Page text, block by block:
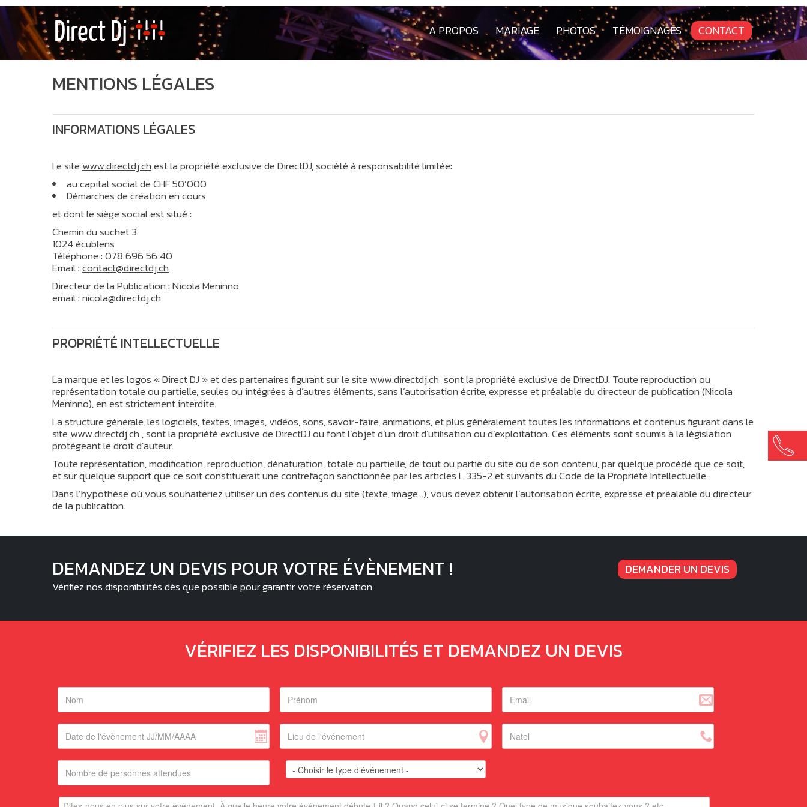
A PROPOS MARIAGE PHOTOS TÉMOIGNAGES CONTACT
MENTIONS LÉGALES
INFORMATIONS LÉGALES
Le site www.directdj.chest la propriété exclusive de DirectDJ, société à responsabilité limitée:
au capital social de CHF 50’000
Démarches de création en cours
et dont le siège social est situé :
Chemin du suchet 3
1024 écublens
Téléphone : 078 696 56 40
Email :contact@directdj.ch
Directeur de la Publication : Nicola Meninno
email : nicola@directdj.ch
PROPRIÉTÉ INTELLECTUELLE
La marque et les logos « Direct DJ » et des partenaires figurant sur le site www.directdj.ch sont la propriété exclusive de DirectDJ. Toute reproduction ou
représentation totale ou partielle, seules ou intégrées à d’autres éléments, sans l’autorisation écrite, expresse et préalable du directeur de publication (Nicola
Meninno), en est strictement interdite.
La structure générale, les logiciels, textes, images, vidéos, sons, savoir-faire, animations, et plus généralement toutes les informations et contenus figurant dans le
site www.directdj.ch , sont la propriété exclusive de DirectDJ ou font l’objet d’un droit d’utilisation ou d’exploitation. Ces éléments sont soumis à la législation
protégeant le droit d’auteur.
Toute représentation, modification, reproduction, dénaturation, totale ou partielle, de tout ou partie du site ou de son contenu, par quelque procédé que ce soit,
et sur quelque support que ce soit constituerait une contrefaçon sanctionnée par les articles L 335-2 et suivants du Code de la Propriété Intellectuelle.
Dans l’hypothèse où vous souhaiteriez utiliser un des contenus du site (texte, image…), vous devez obtenir l’autorisation écrite, expresse et préalable du directeur
de la publication.
DEMANDEZ UN DEVIS POUR VOTRE ÉVÈNEMENT !
Vérifiez nos disponibilités dès que possible pour garantir votre réservation
DEMANDER UN DEVIS
VÉRIFIEZ LES DISPONIBILITÉS ET DEMANDEZ UN DEVIS